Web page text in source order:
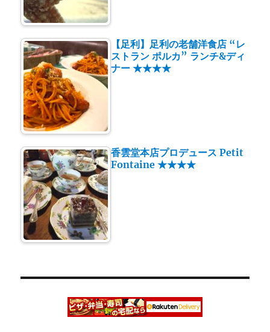
【足利】足利の老舗洋食店 “レ
ストラン ポルカ” ランチ&ディ
ナー ★★★★
香雲堂本店プロデュース Petit
Fontaine ★★★★